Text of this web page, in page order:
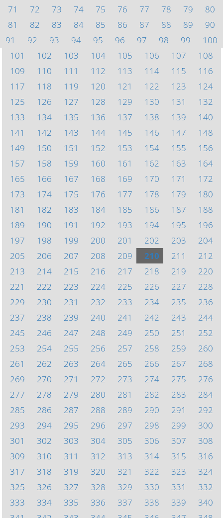
71
72 73 74 75 76 77 78 79
80
81
82 83 84 85 86 87 88 89
90
91
92 93 94 95 96 97 98 99
100
101
102 103 104 105 106 107
108
109
110 111 112 113 114 115
116
117
118 119 120 121 122 123
124
125
126 127 128 129 130 131
132
133
134 135 136 137 138 139
140
141
142 143 144 145 146 147
148
149
150 151 152 153 154 155
156
157
158 159 160 161 162 163
164
165
166 167 168 169 170 171
172
173
174 175 176 177 178 179
180
181
182 183 184 185 186 187
188
189
190 191 192 193 194 195
196
197
198 199 200 201 202 203
204
205
206 207 208 209 210 211
212
213
214 215 216 217 218 219
220
221
222 223 224 225 226 227
228
229
230 231 232 233 234 235
236
237
238 239 240 241 242 243
244
245
246 247 248 249 250 251
252
253
254 255 256 257 258 259
260
261
262 263 264 265 266 267
268
269
270 271 272 273 274 275
276
277
278 279 280 281 282 283
284
285
286 287 288 289 290 291
292
293
294 295 296 297 298 299
300
301
302 303 304 305 306 307
308
309
310 311 312 313 314 315
316
317
318 319 320 321 322 323
324
325
326 327 328 329 330 331
332
333
334 335 336 337 338 339
340